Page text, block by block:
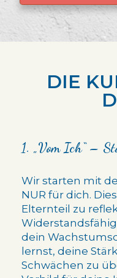
DIE
1. „Vom Ich“ –
Wir starten mit
NUR für dich.
Elternteil zu
dein
lernst, deine
Schwächen zu